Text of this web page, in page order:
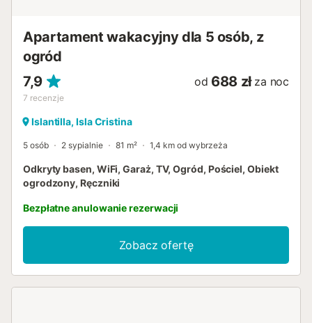
Apartament wakacyjny dla 5 osób, z
ogród
7,9
7 recenzje
od 688 zł za noc
Islantilla, Isla Cristina
5 osób 2 sypialnie 81 m² 1,4 km od wybrzeża
Odkryty basen, WiFi, Garaż, TV, Ogród, Pościel, Obiekt
ogrodzony, Ręczniki
Bezpłatne anulowanie rezerwacji
Zobacz ofertę